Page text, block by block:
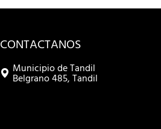
CONTACTANOS
Municipio de Tandil
Belgrano 485, Tandil